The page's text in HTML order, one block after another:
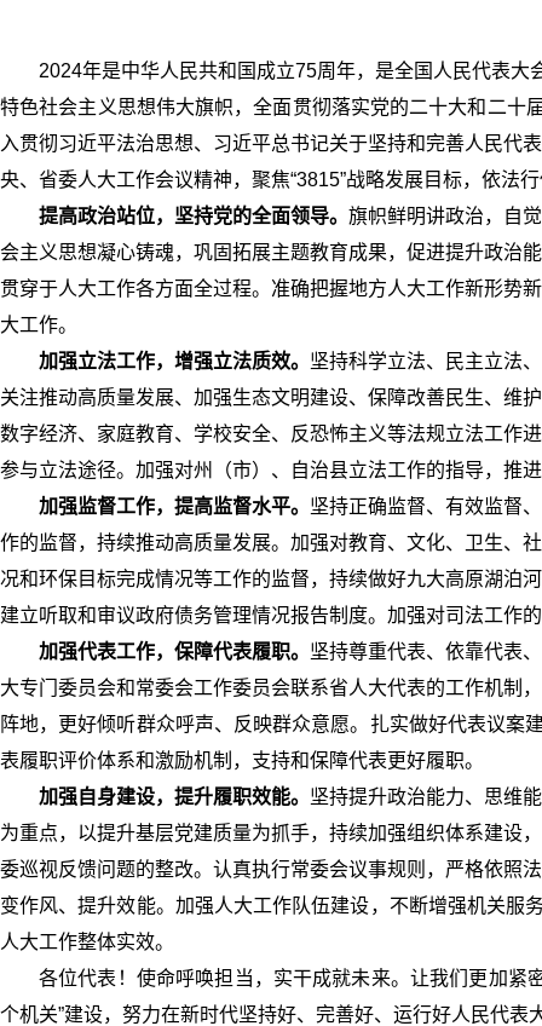
2024年是中华人民共和国成立75周年，是全国人民代表大
特色社会主义思想伟大旗帜，全面贯彻落实党的二十大和二十
入贯彻习近平法治思想、习近平总书记关于坚持和完善人民代
央、省委人大工作会议精神，聚焦“3815”战略发展目标，依法
提高政治站位，坚持党的全面领导。 旗帜鲜明讲政治，自
会主义思想凝心铸魂，巩固拓展主题教育成果，促进提升政治
贯穿于人大工作各方面全过程。准确把握地方人大工作新形势
大工作。
加强立法工作，增强立法质效。 坚持科学立法、民主立法
关注推动高质量发展、加强生态文明建设、保障改善民生、维
数字经济、家庭教育、学校安全、反恐怖主义等法规立法工作
参与立法途径。加强对州（市）、自治县立法工作的指导，推
加强监督工作，提高监督水平。 坚持正确监督、有效监督
作的监督，持续推动高质量发展。加强对教育、文化、卫生、
况和环保目标完成情况等工作的监督，持续做好九大高原湖泊
建立听取和审议政府债务管理情况报告制度。加强对司法工作
加强代表工作，保障代表履职。 坚持尊重代表、依靠代表
大专门委员会和常委会工作委员会联系省人大代表的工作机制
阵地，更好倾听群众呼声、反映群众意愿。扎实做好代表议案
表履职评价体系和激励机制，支持和保障代表更好履职。
加强自身建设，提升履职效能。 坚持提升政治能力、思维
为重点，以提升基层党建质量为抓手，持续加强组织体系建设
委巡视反馈问题的整改。认真执行常委会议事规则，严格依照
变作风、提升效能。加强人大工作队伍建设，不断增强机关服
人大工作整体实效。
各位代表！使命呼唤担当，实干成就未来。让我们更加紧
个机关”建设，努力在新时代坚持好、完善好、运行好人民代